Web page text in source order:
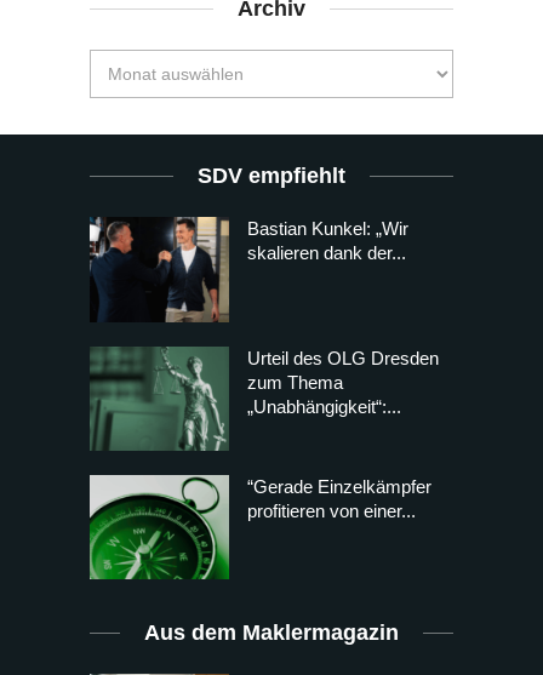
Archiv
SDV empfiehlt
Bastian Kunkel: „Wir
skalieren dank der...
Urteil des OLG Dresden
zum Thema
„Unabhängigkeit“:...
“Gerade Einzelkämpfer
profitieren von einer...
Aus dem Maklermagazin